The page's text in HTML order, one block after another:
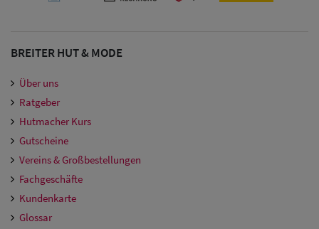
BREITER HUT & MODE
Über uns
Ratgeber
Hutmacher Kurs
Gutscheine
Vereins & Großbestellungen
Fachgeschäfte
Kundenkarte
Glossar